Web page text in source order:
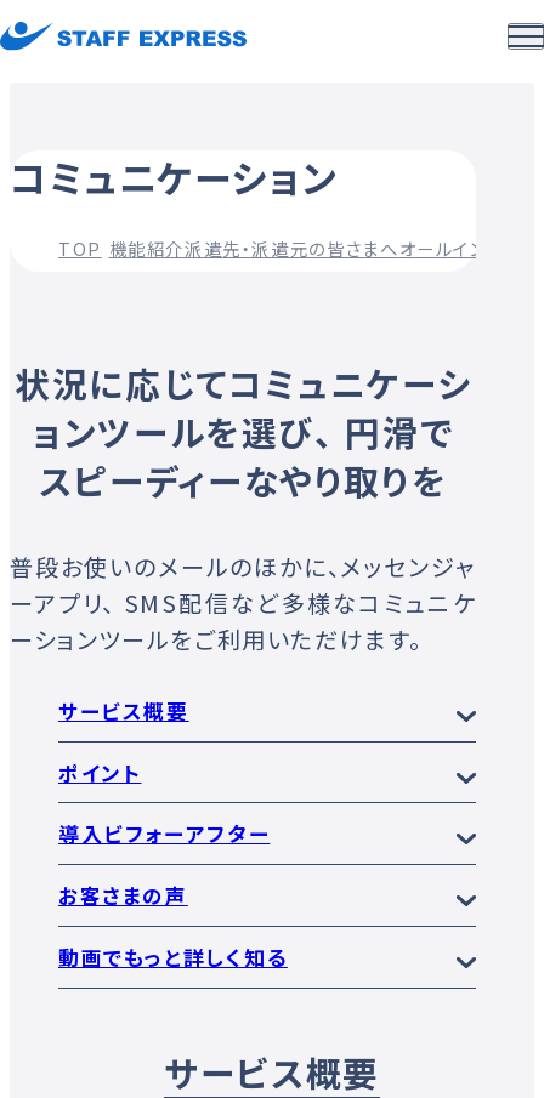
コミュニケーション
TOP 機能紹介派遣先・派遣元の皆さまへオールインワン
状況に応じてコミュニケーシ
ョンツールを選び、 円滑で
スピーディーなやり取りを
普段お使いのメールのほかに、メッセンジャ
ーアプリ、 SMS配信など多様なコミュニケ
ーションツールをご利用いただけます。
サービス概要
ポイント
導入ビフォーアフター
お客さまの声
動画でもっと詳しく知る
サービス概要